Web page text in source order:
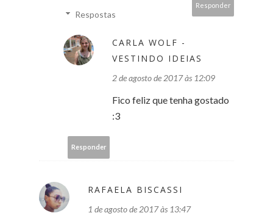
Responder
Respostas
CARLA WOLF -
VESTINDO IDEIAS
2 de agosto de 2017 às 12:09
Fico feliz que tenha gostado
:3
Responder
RAFAELA BISCASSI
1 de agosto de 2017 às 13:47